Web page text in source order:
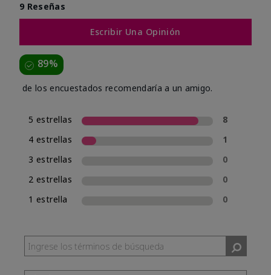
9 Reseñas
Escribir Una Opinión
89%
de los encuestados recomendaría a un amigo.
5 estrellas
8
4 estrellas
1
3 estrellas
0
2 estrellas
0
1 estrella
0